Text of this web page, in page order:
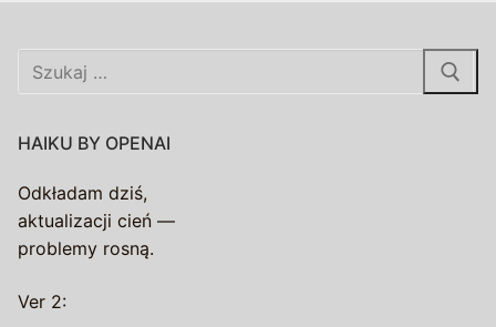
Szukaj:
HAIKU BY OPENAI
Odkładam dziś,
aktualizacji cień —
problemy rosną.
Ver 2: